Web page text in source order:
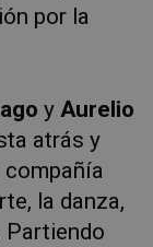
por la
y Aurelio
atrás y
la danza,
Partiendo